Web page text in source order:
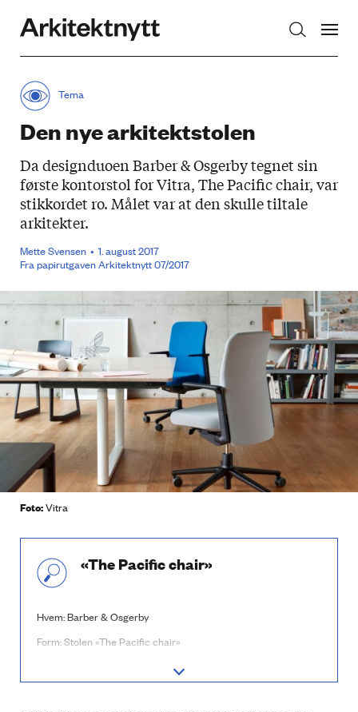
Tema
Den nye arkitektstolen
Da designduoen Barber & Osgerby tegnet sin
første kontorstol for Vitra, The Pacific chair, var
stikkordet ro. Målet var at den skulle tiltale
arkitekter.
Mette Svensen
1. august 2017
Fra papirutgaven Arkitektnytt 07/2017
Foto:Vitra
«The Pacific chair»
Hvem: Barber & Osgerby
Form: Stolen «The Pacific chair»